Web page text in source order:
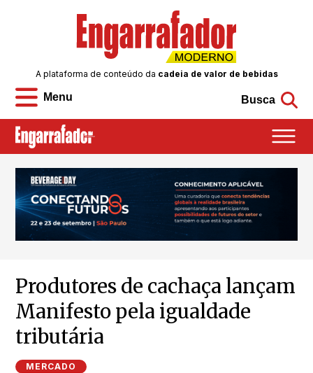
Menu
A plataforma de conteúdo da cadeia de valor de bebidas
Busca
Produtores de cachaça lançam
Manifesto pela igualdade
tributária
MERCADO